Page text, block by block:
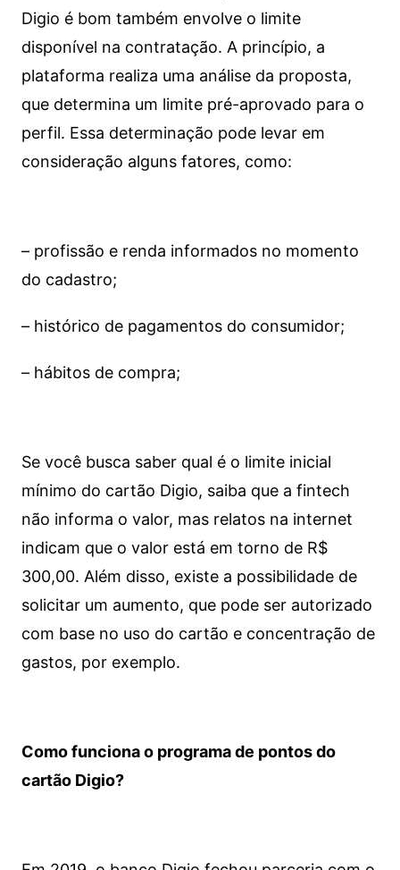
Digio é bom também envolve o limite
disponível na contratação. A princípio, a
plataforma realiza uma análise da proposta,
que determina um limite pré-aprovado para o
perfil. Essa determinação pode levar em
consideração alguns fatores, como:
– profissão e renda informados no momento
do cadastro;
– histórico de pagamentos do consumidor;
– hábitos de compra;
Se você busca saber qual é o limite inicial
mínimo do cartão Digio, saiba que a fintech
não informa o valor, mas relatos na internet
indicam que o valor está em torno de R$
300,00. Além disso, existe a possibilidade de
solicitar um aumento, que pode ser autorizado
com base no uso do cartão e concentração de
gastos, por exemplo.
Como funciona o programa de pontos do
cartão Digio?